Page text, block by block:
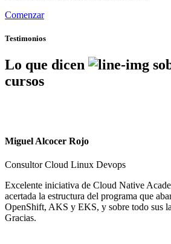
Comenzar
Testimonios
Lo que dicen
cursos
Miguel Alcocer Rojo
Consultor Cloud Linux Devops
Excelente iniciativa de Cloud Native
acertada la estructura del programa que
OpenShift, AKS y EKS, y sobre todo sus
Gracias.